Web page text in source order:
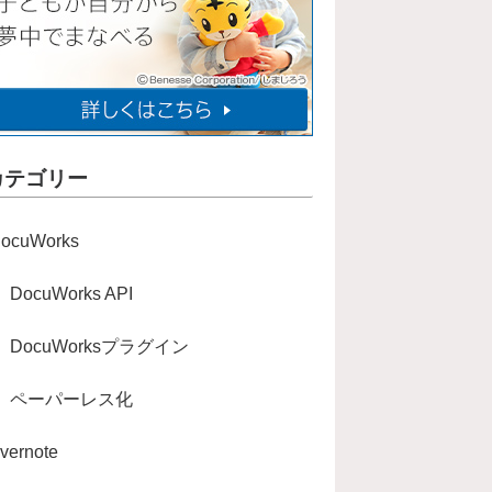
テゴリー
DocuWorks API
DocuWorksプラグイン
ペーパーレス化